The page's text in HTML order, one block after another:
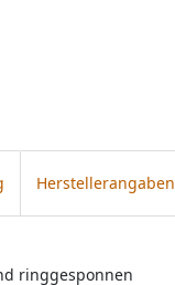
Herstellerangaben
ringgesponnen